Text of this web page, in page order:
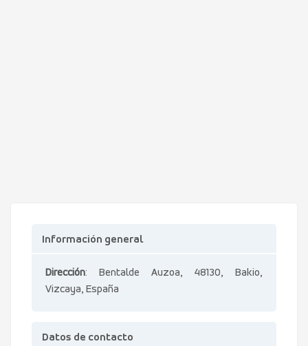
Información general
Dirección: Bentalde Auzoa, 48130, Bakio,
Vizcaya, España
Datos de contacto